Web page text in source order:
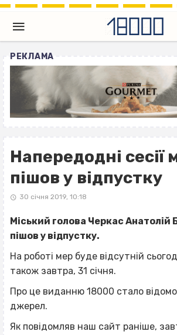
РЕКЛАМА
Напередодні сесії
пішов у відпустку
30 січня 2019, 10:18
Міський голова Черкас Анатолій
пішов у відпустку.
На роботі мер буде відсутній
також завтра, 31 січня.
Про це виданню 18000 стало відомо
джерел.
Як повідомляв наш сайт раніше,